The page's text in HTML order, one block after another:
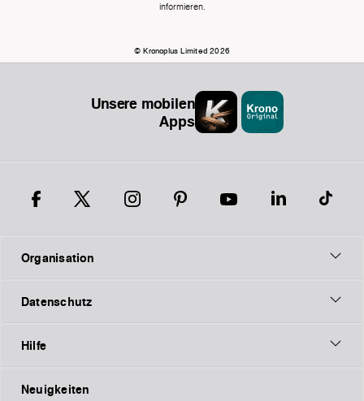
informieren.
© Kronoplus Limited 2026
Unsere mobilen
Apps
Organisation
Datenschutz
Hilfe
Neuigkeiten